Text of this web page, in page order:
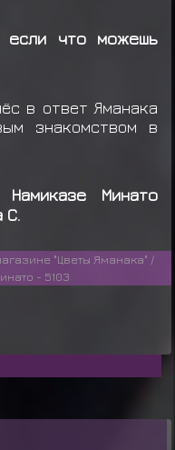
Макимоно
за миссию
Макимоно
за миссию
Макимоно
что можешь
в ответ Яманака
знакомством в
Минато
C.
"Цветы Яманака" /
- 5103